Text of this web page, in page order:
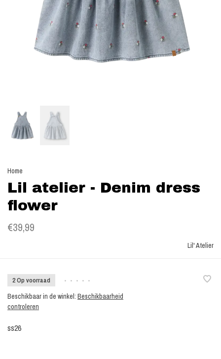
Home
Lil atelier - Denim dress
flower
€39,99
Lil' Atelier
2 Op voorraad • • • • •
Beschikbaar in de winkel: Beschikbaarheid
controleren
ss26